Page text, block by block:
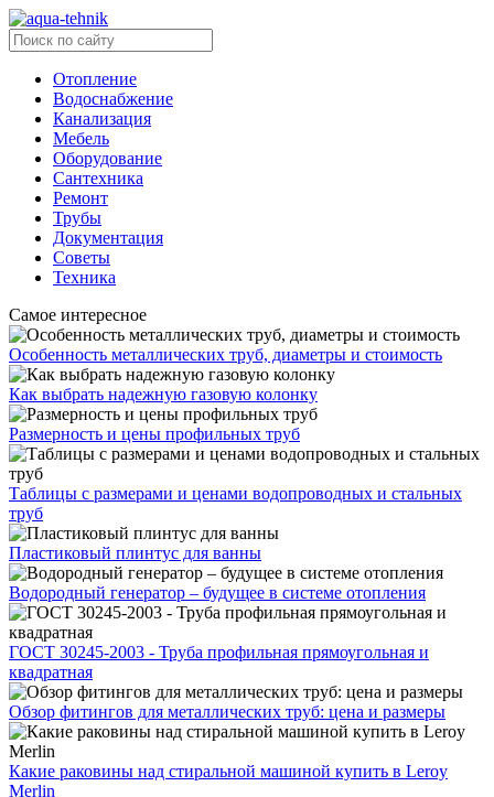
Отопление
Водоснабжение
Канализация
Мебель
Оборудование
Сантехника
Ремонт
Трубы
Документация
Советы
Техника
Самое интересное
Особенность металлических труб, диаметры и стоимость
Как выбрать надежную газовую колонку
Размерность и цены профильных труб
Таблицы с размерами и ценами водопроводных и стальных
труб
Пластиковый плинтус для ванны
Водородный генератор – будущее в системе отопления
ГОСТ 30245-2003 - Труба профильная прямоугольная и
квадратная
Обзор фитингов для металлических труб: цена и размеры
Какие раковины над стиральной машиной купить в Leroy
Merlin